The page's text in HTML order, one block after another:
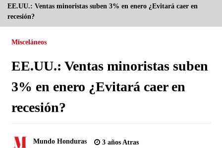
EE.UU.: Ventas minoristas suben 3% en enero ¿Evitará caer en
recesión?
Misceláneos
EE.UU.: Ventas minoristas suben
3% en enero ¿Evitará caer en
recesión?
Mundo Honduras 3 años Atras